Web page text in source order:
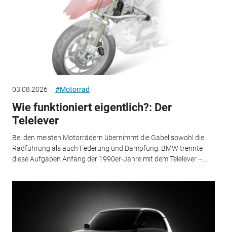
03.08.2026 #Motorrad
Wie funktioniert eigentlich?: Der
Telelever
Bei den meisten Motorrädern übernimmt die Gabel sowohl die
Radführung als auch Federung und Dämpfung. BMW trennte
diese Aufgaben Anfang der 1990er-Jahre mit dem Telelever –...